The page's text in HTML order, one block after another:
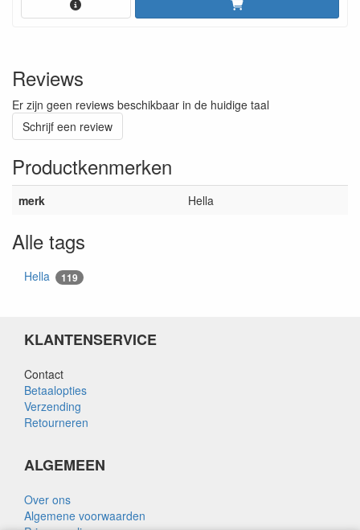
Reviews
Er zijn geen reviews beschikbaar in de huidige taal
Schrijf een review
Productkenmerken
merk Hella
Alle tags
Hella 119
KLANTENSERVICE
Contact
Betaalopties
Verzending
Retourneren
ALGEMEEN
Over ons
Algemene voorwaarden